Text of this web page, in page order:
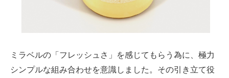
ミラベルの「フレッシュさ」を感じてもらう為に、極力
シンプルな組み合わせを意識しました。 その引き立て役